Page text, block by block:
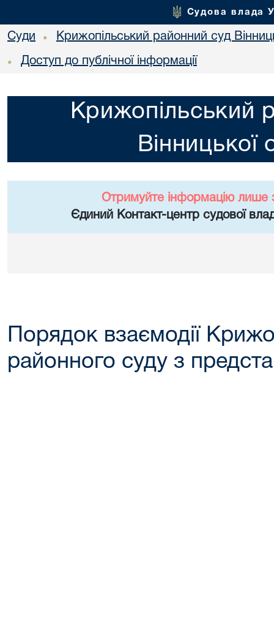
Судова влада
Суди • Крижопільський районний суд
• Доступ до публічної інформації
Крижопільський
Вінницької
Отримуйте інформацію лише
Єдиний Контакт-центр судової
Порядок взаємодії
районного суду з